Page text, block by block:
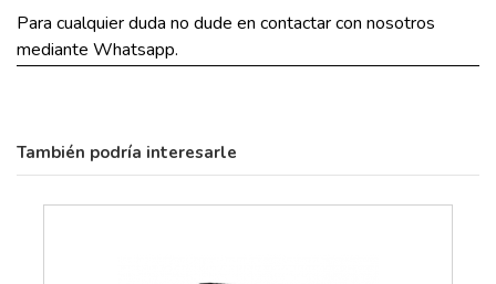
Para cualquier duda no dude en contactar con nosotros
mediante Whatsapp.
También podría interesarle